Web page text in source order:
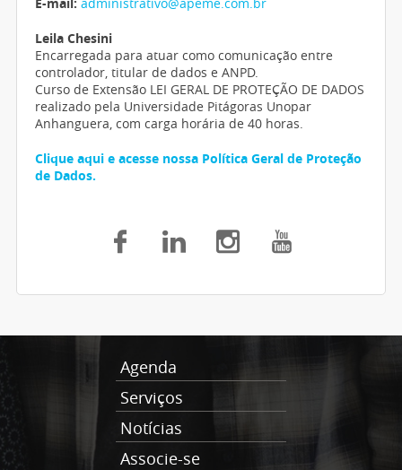
Leila Chesini
Encarregada para atuar como comunicação entre
controlador, titular de dados e ANPD.
Curso de Extensão LEI GERAL DE PROTEÇÃO DE DADOS
realizado pela Universidade Pitágoras Unopar
Anhanguera, com carga horária de 40 horas.
Clique aqui e acesse nossa Política Geral de Proteção
de Dados.
Agenda
Serviços
Notícias
Associe-se